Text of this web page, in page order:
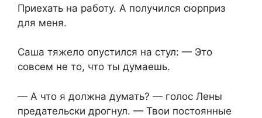
Приехать на работу. А получился сюрприз
для меня.
Саша тяжело опустился на стул: — Это
совсем не то, что ты думаешь.
— А что я должна думать? — голос Лены
предательски дрогнул. — Твои постоянные